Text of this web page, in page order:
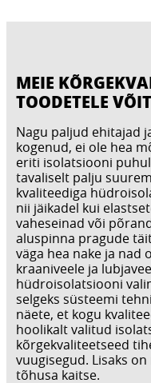
MEIE
TOODETELE
Nagu paljud ehitajad
kogenud, ei ole hea
eriti isolatsiooni
tavaliselt palju
kvaliteediga
nii jäikadel kui
vaheseinad või
aluspinna pragude
väga hea nake ja
kraaniveele ja
hüdroisolatsiooni
selgeks süsteemi
näete, et kogu
hoolikalt valitud
kõrgekvaliteetseed
vuugisegud. Lisaks
tõhusa kaitse.